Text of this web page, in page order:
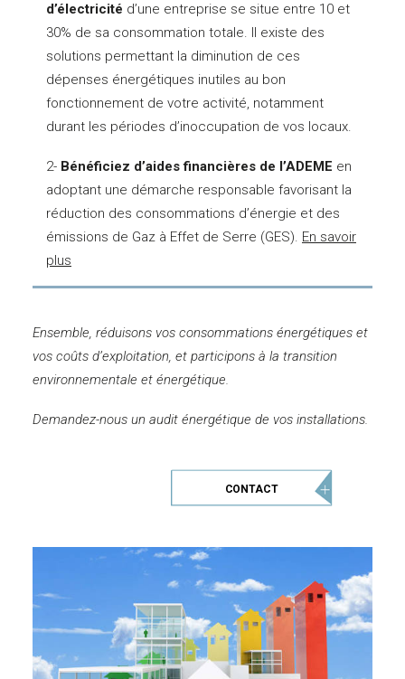
d’électricité d’une entreprise se situe entre 10 et
30% de sa consommation totale. Il existe des
solutions permettant la diminution de ces
dépenses énergétiques inutiles au bon
fonctionnement de votre activité, notamment
durant les périodes d’inoccupation de vos locaux.
2- Bénéficiez d’aides financières de l’ADEME en
adoptant une démarche responsable favorisant la
réduction des consommations d’énergie et des
émissions de Gaz à Effet de Serre (GES). En savoir
plus
Ensemble, réduisons vos consommations énergétiques et
vos coûts d’exploitation, et participons à la transition
environnementale et énergétique.
Demandez-nous un audit énergétique de vos installations.
CONTACT